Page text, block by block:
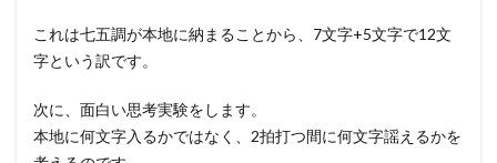
これは七五調が本地に納まることから、7文字+5文字で12文
字という訳です。
次に、面白い思考実験をします。
本地に何文字入るかではなく、2拍打つ間に何文字謡えるかを